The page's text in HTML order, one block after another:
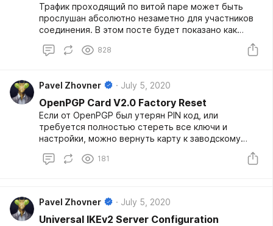
Трафик проходящий по витой паре может быть
прослушан абсолютно незаметно для участников
соединения. В этом посте будет показано как
изготовить автономный сниффер с возможностью
сохранения дампа на диск и управляемый по Wi-Fi.
828
Pavel Zhovner July 5, 2020
OpenPGP Card V2.0 Factory Reset
Если от OpenPGP был утерян PIN код, или
требуется полностью стереть все ключи и
настройки, можно вернуть карту к заводскому
состоянию. Вероятно, эта поцедура может помочь
починить брикнутую карту.
181
Pavel Zhovner July 5, 2020
Universal IKEv2 Server Configuration